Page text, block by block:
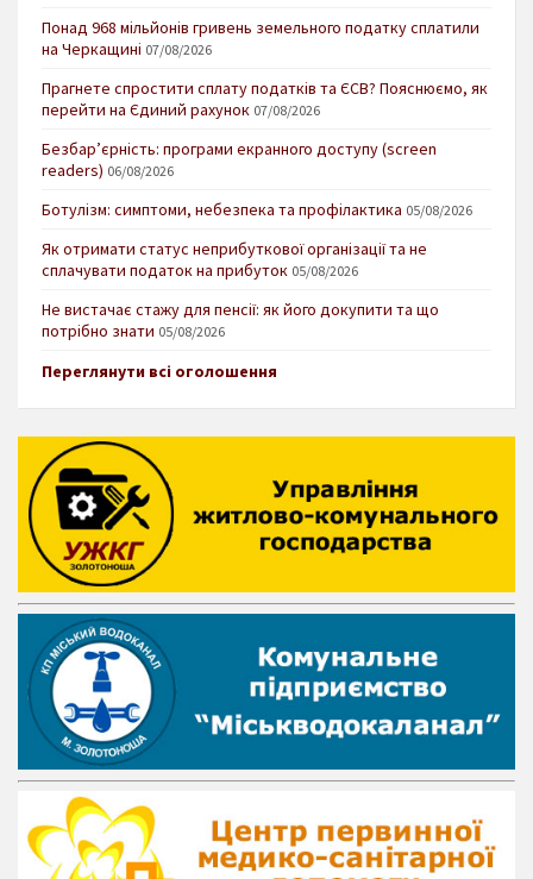
Понад 968 мільйонів гривень земельного податку сплатили
на Черкащині 07/08/2026
Прагнете спростити сплату податків та ЄСВ? Пояснюємо, як
перейти на Єдиний рахунок 07/08/2026
Безбар’єрність: програми екранного доступу (screen
readers) 06/08/2026
Ботулізм: симптоми, небезпека та профілактика 05/08/2026
Як отримати статус неприбуткової організації та не
сплачувати податок на прибуток 05/08/2026
Не вистачає стажу для пенсії: як його докупити та що
потрібно знати 05/08/2026
Переглянути всі оголошення